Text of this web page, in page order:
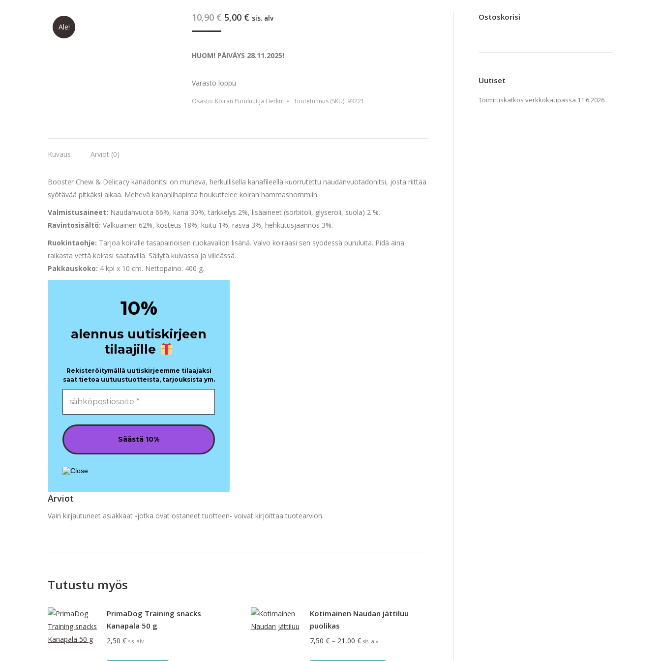
Ale!
10,90€ Alkuperäinen
10,90 €.
5,00 €Nykyinen
5,00 €.
sis. alv
HUOM! PÄIVÄYS 28.11.2025!
Varasto loppu
Osasto: Koiran Puruluut ja Herkut Tuotetunnus (SKU): 93221
Kuvaus Arviot (0)
Booster Chew & Delicacy kanadonitsi on muheva, herkullisella kanafileellä kuorrutettu naudanvuotadonitsi, josta riittää
syötävää pitkäksi aikaa. Mehevä kananlihapinta houkuttelee koiran hammashommiin.
Valmistusaineet: Naudanvuota 66%, kana 30%, tärkkelys 2%, lisäaineet (sorbitoli, glyseroli, suola) 2 %.
Ravintosisältö: Valkuainen 62%, kosteus 18%, kuitu 1%, rasva 3%, hehkutusjäännös 3%.
Ruokintaohje: Tarjoa koiralle tasapainoisen ruokavalion lisänä. Valvo koiraasi sen syödessä puruluita. Pidä aina
raikasta vettä koirasi saatavilla. Säilytä kuivassa ja viileässä.
Pakkauskoko: 4 kpl x 10 cm. Nettopaino: 400 g.
10%
alennus uutiskirjeen
tilaajille
Rekisteröitymällä uutiskirjeemme tilaajaksi
saat tietoa uutuustuotteista, tarjouksista ym.
Arviot
Vain kirjautuneet asiakkaat -jotka ovat ostaneet tuotteen- voivat kirjoittaa tuotearvion.
Tutustu myös
PrimaDog Training snacks
Kanapala 50 g
2,50 € sis. alv
Kotimainen Naudan jättiluu
puolikas
7,50 € – 21,00 €Hintaluokka:
sis. alv
Ostoskorisi
Uutiset
Toimituskatkos verkkokaupassa 11.6.2026